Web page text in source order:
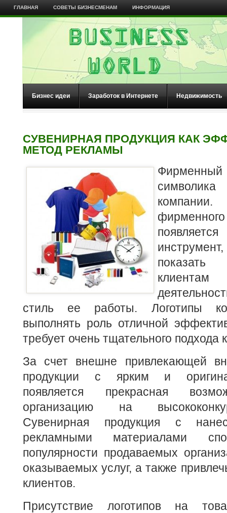
ГЛАВНАЯ СОВЕТЫ БИЗНЕСМЕНАМ ИНФОРМАЦИЯ
Бизнес идеи Заработок в Интернете Недвижимость
СУВЕНИРНАЯ ПРОДУКЦИЯ КАК
МЕТОД РЕКЛАМЫ
клиентам
стиль ее работы. Логотипы
выполнять роль отличной
требует очень тщательного подхода
За счет внешне привлекающей
продукции с ярким и
появляется прекрасная
организацию на
Сувенирная продукция с
рекламными материалами
популярности продаваемых
оказываемых услуг, а также
клиентов.
Присутствие логотипов на